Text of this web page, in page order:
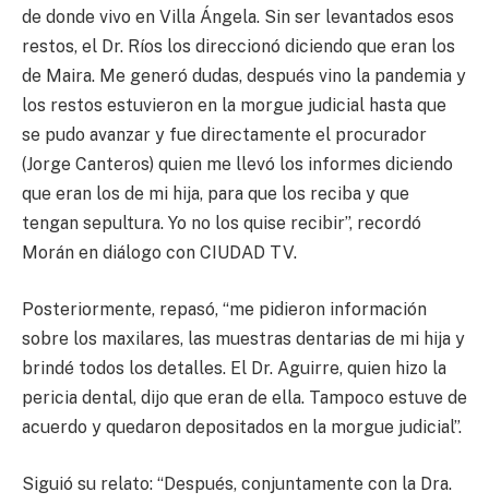
de donde vivo en Villa Ángela. Sin ser levantados esos
restos, el Dr. Ríos los direccionó diciendo que eran los
de Maira. Me generó dudas, después vino la pandemia y
los restos estuvieron en la morgue judicial hasta que
se pudo avanzar y fue directamente el procurador
(Jorge Canteros) quien me llevó los informes diciendo
que eran los de mi hija, para que los reciba y que
tengan sepultura. Yo no los quise recibir”, recordó
Morán en diálogo con CIUDAD TV.
Posteriormente, repasó, “me pidieron información
sobre los maxilares, las muestras dentarias de mi hija y
brindé todos los detalles. El Dr. Aguirre, quien hizo la
pericia dental, dijo que eran de ella. Tampoco estuve de
acuerdo y quedaron depositados en la morgue judicial”.
Siguió su relato: “Después, conjuntamente con la Dra.